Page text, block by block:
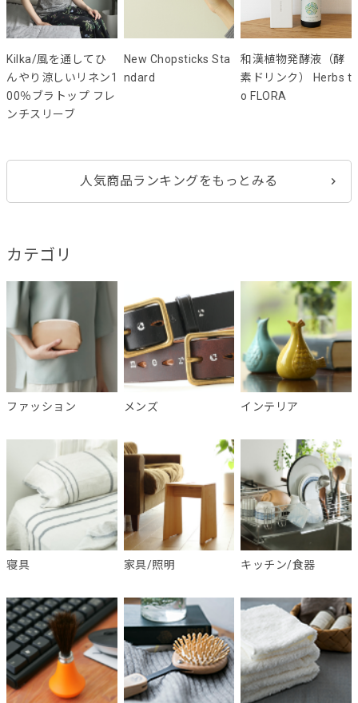
Kilka/風を通してひ
んやり涼しいリネン1
00％ブラトップ フレ
ンチスリーブ
New Chopsticks Sta
ndard
和漢植物発酵液（酵
素ドリンク） Herbs t
o FLORA
人気商品ランキングをもっとみる
カテゴリ
ファッション メンズ インテリア
寝具 家具/照明 キッチン/食器